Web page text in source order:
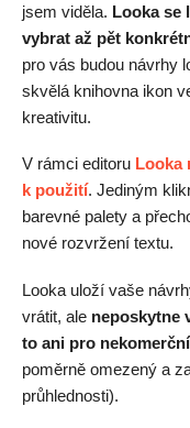
jsem viděla. Looka se
vybrat až pět
pro vás budou návrhy
skvělá knihovna ikon
kreativitu.
V rámci editoru Looka
k použití. Jediným
barevné palety a
nové rozvržení textu.
Looka uloží vaše
vrátit, ale neposkytne
to ani pro
poměrně omezený a
průhlednosti).